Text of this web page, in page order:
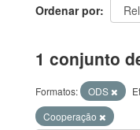
Ordenar por
1 conjunto
Formatos: ODS
Cooperação